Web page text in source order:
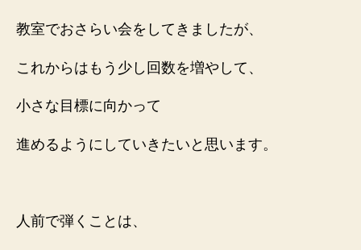
教室でおさらい会をしてきましたが、
これからはもう少し回数を増やして、
小さな目標に向かって
進めるようにしていきたいと思います。
人前で弾くことは、